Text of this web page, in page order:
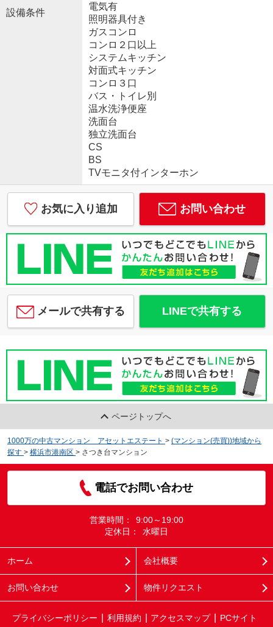
設備条件
電気有
照明器具付き
ガスコンロ
コンロ２口以上
システムキッチン
対面式キッチン
コンロ３口
バス・トイレ別
温水洗浄便座
洗面台
独立洗面台
CS
BS
TVモニタ付インターホン
お気に入り追加 お問い合わせ
メールで共有する LINEで共有する
ページトップへ
1000万の中古マンション アセットエステート > (マンション(売買))地域から
探す > 横浜市港南区 > さつき台マンション
電話でお問い合わせ
営業時間：
9:00～19:00
定休日：
水曜日
ホーム 会社概要
お問い合わせ 物件リクエスト
プライバシーポリシー 利用規約 アクセスマップ
PCサイト